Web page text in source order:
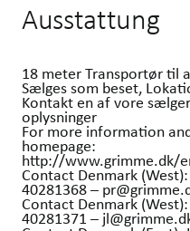
Ausstattung
18 meter Transportør til
Sælges som beset,
Kontakt en af vore
oplysninger
For more information
homepage:
http://www.grimme.dk/
Contact Denmark (West):
40281368 –
Contact Denmark
40281371 –